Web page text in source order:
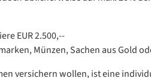
EUR 2.500,--
Münzen, Sachen aus Gold
versichern wollen, ist eine